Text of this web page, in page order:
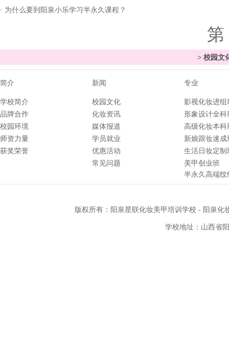
· 为什么要到阳泉小乐学习半永久课程？
> 校园文
简介 新闻 专业
学校简介 校园文化
影视化妆进组
品牌合作
化妆资讯
形象设计全科
校园环境
媒体报道
高级化妆本科
师资力量
学员就业
新娘跟妆速成
获奖荣誉
优惠活动
生活日妆定制
常见问题
美甲创业班
半永久高端纹
版权所有： 阳泉星联化妆美甲培训学校 - 阳泉化
学校地址：山西省